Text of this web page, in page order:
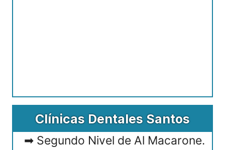
Clínicas Dentales Santos
Segundo Nivel de Al Macarone.